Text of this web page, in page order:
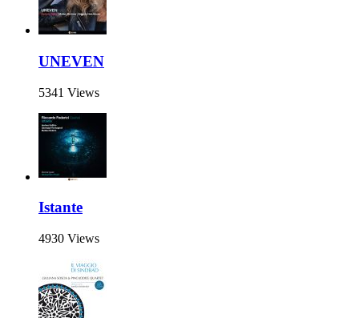
UNEVEN
5341 Views
Istante
4930 Views